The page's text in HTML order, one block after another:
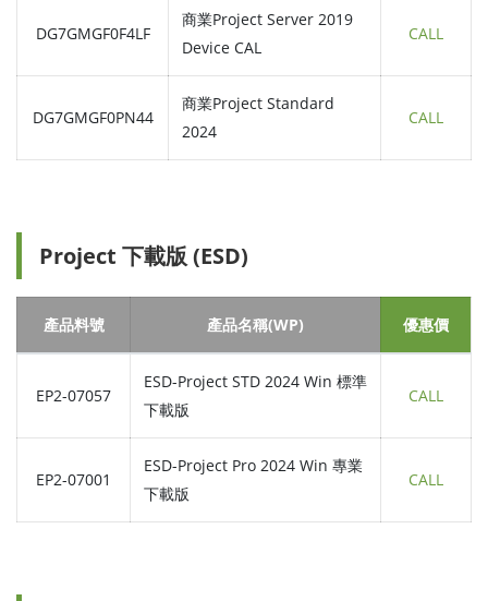
DG7GMGF0F4LF
商業Project Server 2019
Device CAL
CALL
DG7GMGF0PN44
商業Project Standard
2024
CALL
Project 下載版 (ESD)
產品料號 產品名稱(WP) 優惠價
EP2-07057
ESD-Project STD 2024 Win 標準
下載版
CALL
EP2-07001
ESD-Project Pro 2024 Win 專業
下載版
CALL